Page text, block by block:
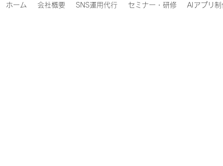
ホーム 会社概要 SNS運用代行 セミナー・研修 AIアプリ制